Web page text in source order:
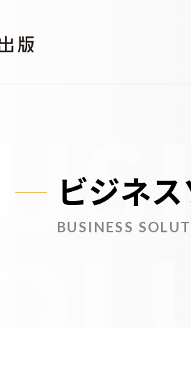
ビジネ
BUSINESS